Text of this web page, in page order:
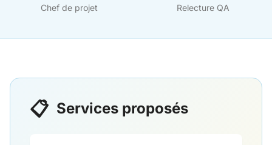
Chef de projet Relecture QA
📋 Services proposés